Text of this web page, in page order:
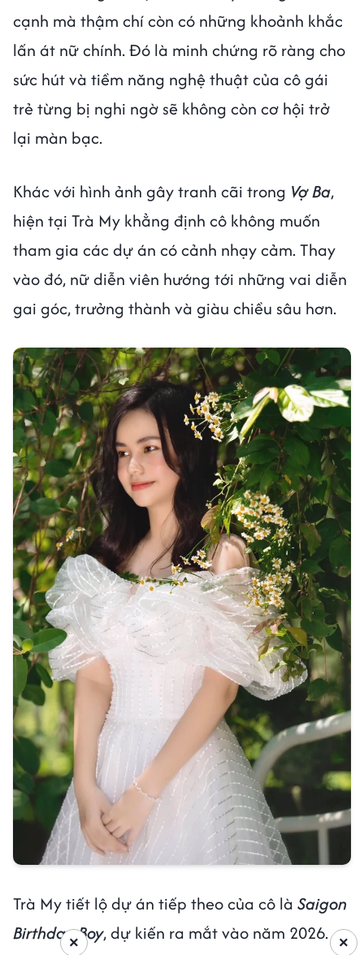
cạnh mà thậm chí còn có những khoảnh khắc
lấn át nữ chính. Đó là minh chứng rõ ràng cho
sức hút và tiềm năng nghệ thuật của cô gái
trẻ từng bị nghi ngờ sẽ không còn cơ hội trở
lại màn bạc.
Khác với hình ảnh gây tranh cãi trong Vợ Ba,
hiện tại Trà My khẳng định cô không muốn
tham gia các dự án có cảnh nhạy cảm. Thay
vào đó, nữ diễn viên hướng tới những vai diễn
gai góc, trưởng thành và giàu chiều sâu hơn.
Trà My tiết lộ dự án tiếp theo của cô là Saigon
Birthday Boy, dự kiến ra mắt vào năm 2026. ×
×